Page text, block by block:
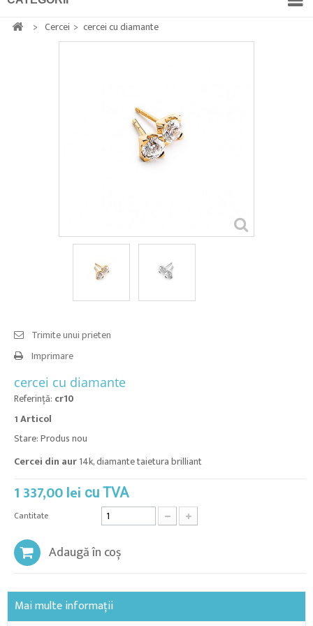
> Cercei > cercei cu diamante
Trimite unui prieten
Imprimare
cercei cu diamante
Referinţă: cr10
1Articol
Stare:Produs nou
Cercei din aur14k, diamante taietura brilliant
1 337,00 lei cu TVA
Cantitate
Adaugă în coș
Mai multe informații